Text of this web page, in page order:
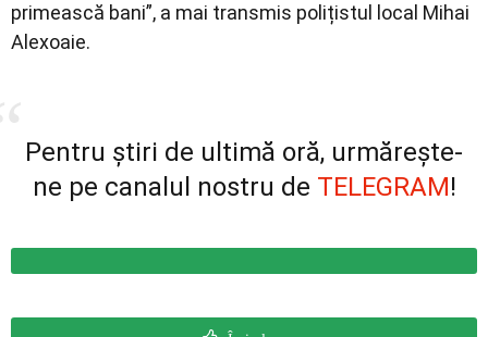
primească bani”, a mai transmis polițistul local Mihai
Alexoaie.
Pentru știri de ultimă oră, urmărește-
ne pe canalul nostru de TELEGRAM!